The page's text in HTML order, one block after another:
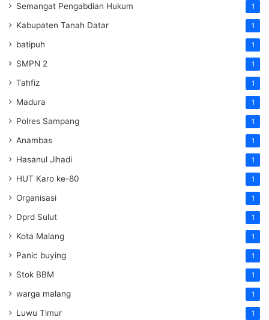
Semangat Pengabdian Hukum 1
Kabupaten Tanah Datar 1
batipuh 1
SMPN 2 1
Tahfiz 1
Madura 1
Polres Sampang 1
Anambas 1
Hasanul Jihadi 1
HUT Karo ke-80 1
Organisasi 1
Dprd Sulut 1
Kota Malang 1
Panic buying 1
Stok BBM 1
warga malang 1
Luwu Timur 1